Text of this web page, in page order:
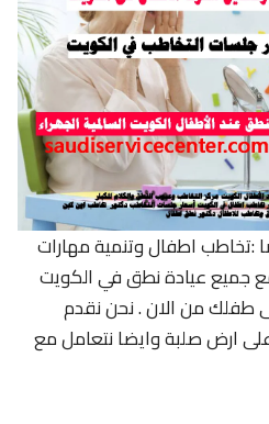
:تخاطب اطفال وتنمية مهارات
جميع عيادة نطق في الكويت
طفلك من الان . نحن نقدم
ارض صلبة وايضا نتعامل مع